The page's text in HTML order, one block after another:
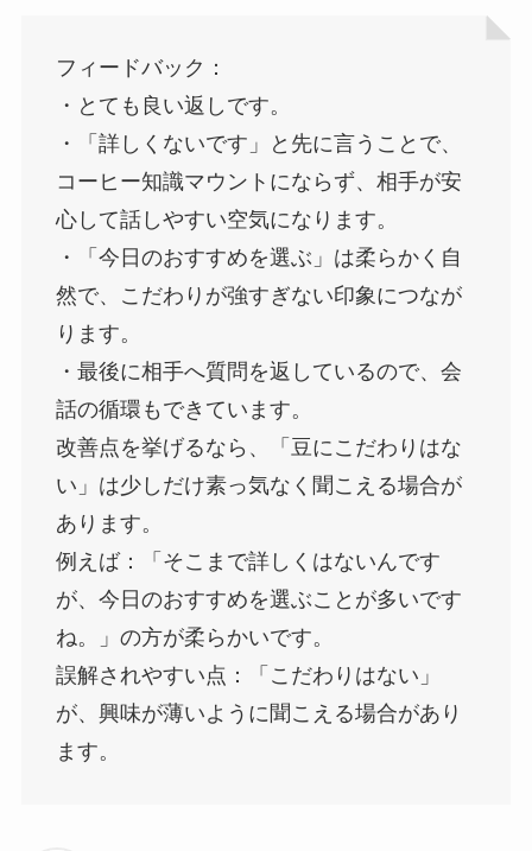
フィードバック：
・とても良い返しです。
・「詳しくないです」と先に言うことで、
コーヒー知識マウントにならず、相手が安
心して話しやすい空気になります。
・「今日のおすすめを選ぶ」は柔らかく自
然で、こだわりが強すぎない印象につなが
ります。
・最後に相手へ質問を返しているので、会
話の循環もできています。
改善点を挙げるなら、「豆にこだわりはな
い」は少しだけ素っ気なく聞こえる場合が
あります。
例えば：「そこまで詳しくはないんです
が、今日のおすすめを選ぶことが多いです
ね。」の方が柔らかいです。
誤解されやすい点：「こだわりはない」
が、興味が薄いように聞こえる場合があり
ます。